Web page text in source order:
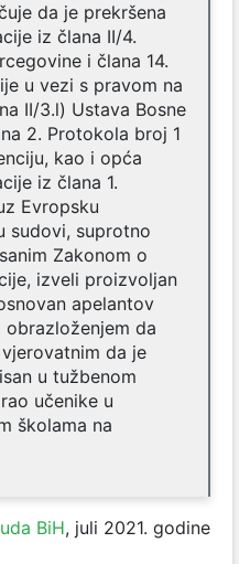
da je prekršena
iz člana II/4.
i člana 14.
u vezi s pravom na
II/3.l) Ustava Bosne
2. Protokola broj 1
kao i opća
iz člana 1.
Evropsku
sudovi, suprotno
Zakonom o
izveli proizvoljan
apelantov
da
da je
u tužbenom
učenike u
školama na
BiH, juli 2021. godine